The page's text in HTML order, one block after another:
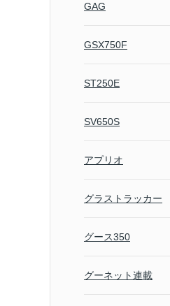
GAG
GSX750F
ST250E
SV650S
アプリオ
グラストラッカー
グース350
グーネット連載